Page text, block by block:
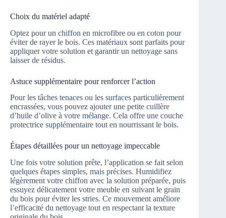
Choix du matériel adapté
Optez pour un chiffon en microfibre ou en coton pour
éviter de rayer le bois. Ces matériaux sont parfaits pour
appliquer votre solution et garantir un nettoyage sans
laisser de résidus.
Astuce supplémentaire pour renforcer l’action
Pour les tâches tenaces ou les surfaces particulièrement
encrassées, vous pouvez ajouter une petite cuillère
d’huile d’olive à votre mélange. Cela offre une couche
protectrice supplémentaire tout en nourrissant le bois.
Étapes détaillées pour un nettoyage impeccable
Une fois votre solution prête, l’application se fait selon
quelques étapes simples, mais précises. Humidifiez
légèrement votre chiffon avec la solution préparée, puis
essuyez délicatement votre meuble en suivant le grain
du bois pour éviter les stries. Ce mouvement améliore
l’efficacité du nettoyage tout en respectant la texture